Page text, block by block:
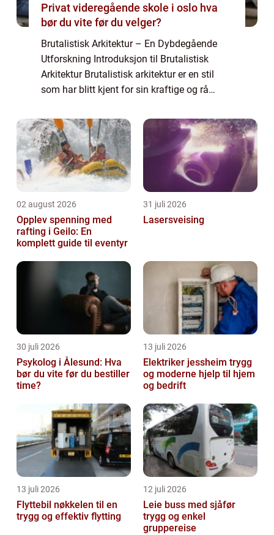
Privat videregående skole i oslo hva
bør du vite før du velger?
Brutalistisk Arkitektur – En Dybdegående
Utforskning Introduksjon til Brutalistisk
Arkitektur Brutalistisk arkitektur er en stil
som har blitt kjent for sin kraftige og rå
århundre i etterkrigstidens Eu...
02 august 2026
Opplev spenning med
rafting i Geilo: En
komplett guide til eventyr
31 juli 2026
Lasersveising
30 juli 2026
Psykolog i Ålesund: Hva
bør du vite før du bestiller
time?
13 juli 2026
Elektriker jessheim trygg
og moderne hjelp til hjem
og bedrift
13 juli 2026
Flyttebil nøkkelen til en
trygg og effektiv flytting
12 juli 2026
Leie buss med sjåfør
trygg og enkel
gruppereise